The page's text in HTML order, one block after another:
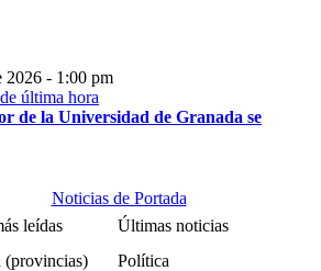
2026 - 1:00 pm
de la Universidad de Granada se
Noticias de Portada
leídas
Últimas noticias
(provincias)
Política